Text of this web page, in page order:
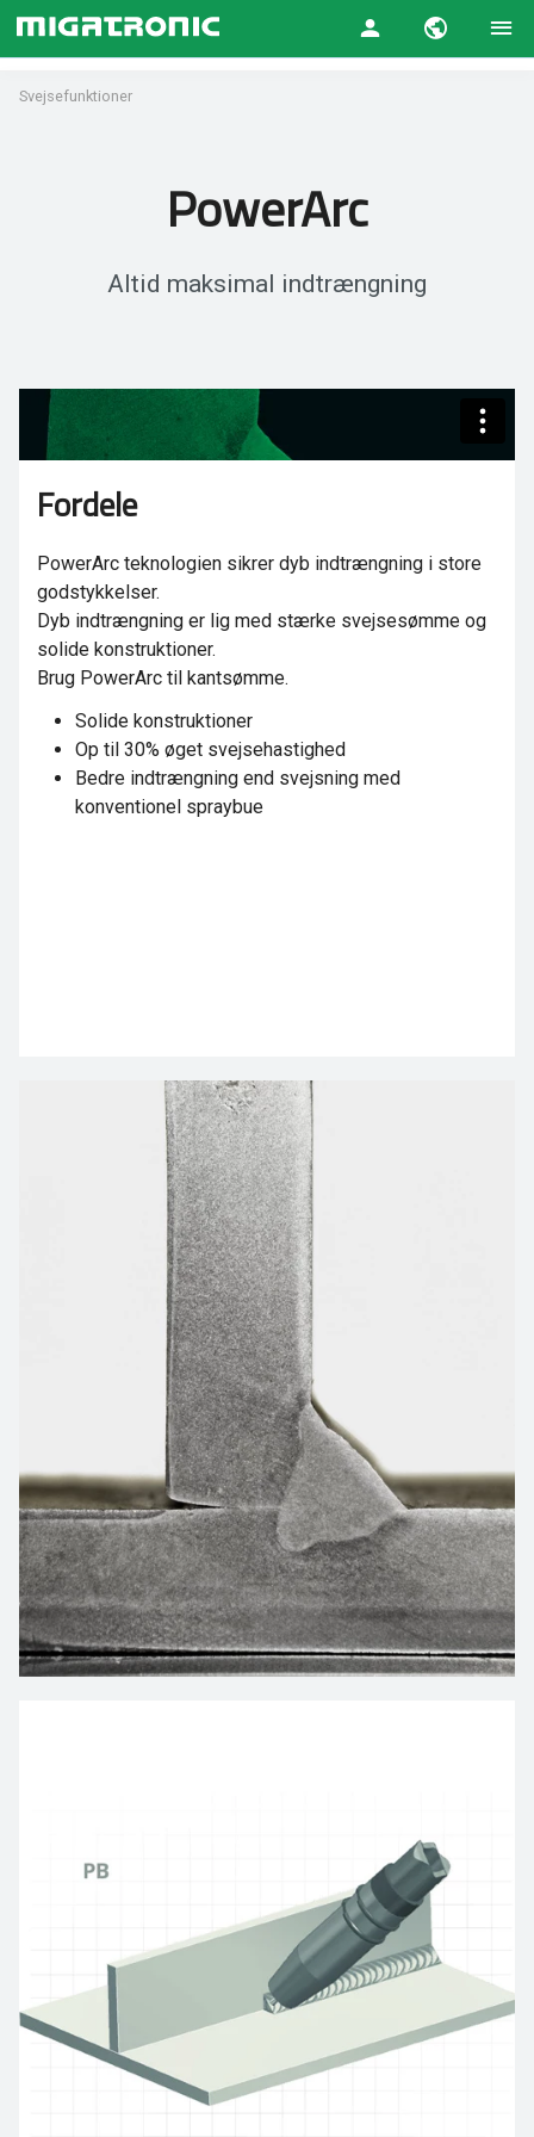
Svejsefunktioner
PowerArc
Altid maksimal indtrængning
Fordele
PowerArc teknologien sikrer dyb indtrængning i store
godstykkelser.
Dyb indtrængning er lig med stærke svejsesømme og
solide konstruktioner.
Brug PowerArc til kantsømme.
Solide konstruktioner
Op til 30% øget svejsehastighed
Bedre indtrængning end svejsning med
konventionel spraybue